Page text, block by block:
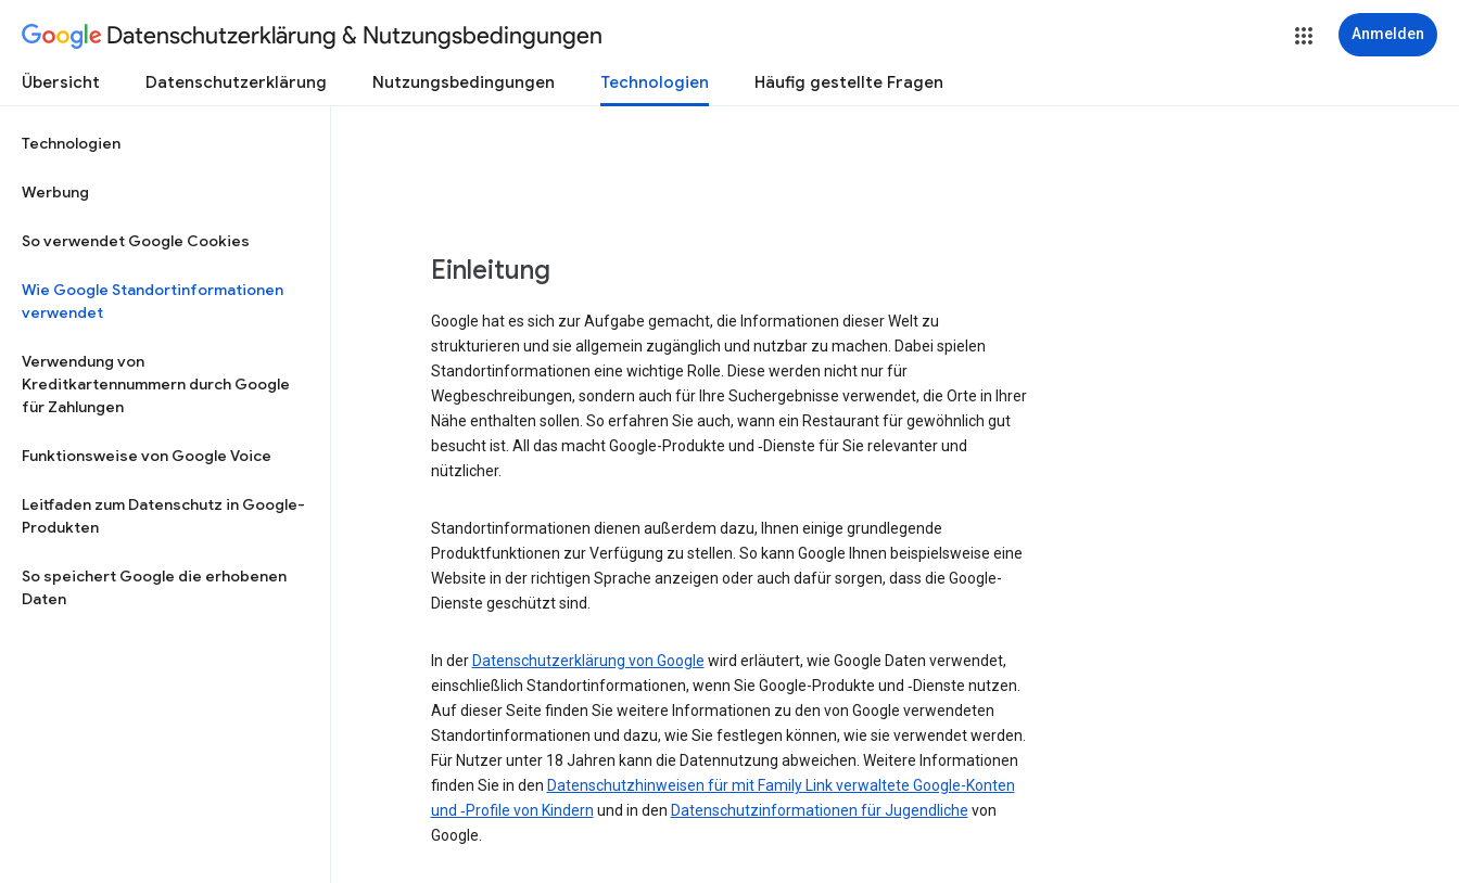
Datenschutzerklärung & Nutzungsbedingungen Anmelden
Übersicht Datenschutzerklärung Nutzungsbedingungen Technologien Häufig gestellte Fragen
Technologien
Werbung
So verwendet Google Cookies
Wie Google Standortinformationen
verwendet
Verwendung von
Kreditkartennummern durch Google
für Zahlungen
Funktionsweise von Google Voice
Leitfaden zum Datenschutz in Google-
Produkten
So speichert Google die erhobenen
Daten
Einleitung
Google hat es sich zur Aufgabe gemacht, die Informationen dieser Welt zu
strukturieren und sie allgemein zugänglich und nutzbar zu machen. Dabei spielen
Standortinformationen eine wichtige Rolle. Diese werden nicht nur für
Wegbeschreibungen, sondern auch für Ihre Suchergebnisse verwendet, die Orte in Ihrer
Nähe enthalten sollen. So erfahren Sie auch, wann ein Restaurant für gewöhnlich gut
besucht ist. All das macht Google-Produkte und ‑Dienste für Sie relevanter und
nützlicher.
Standortinformationen dienen außerdem dazu, Ihnen einige grundlegende
Produktfunktionen zur Verfügung zu stellen. So kann Google Ihnen beispielsweise eine
Website in der richtigen Sprache anzeigen oder auch dafür sorgen, dass die Google-
Dienste geschützt sind.
In der Datenschutzerklärung von Google wird erläutert, wie Google Daten verwendet,
einschließlich Standortinformationen, wenn Sie Google-Produkte und ‑Dienste nutzen.
Auf dieser Seite finden Sie weitere Informationen zu den von Google verwendeten
Standortinformationen und dazu, wie Sie festlegen können, wie sie verwendet werden.
Für Nutzer unter 18 Jahren kann die Datennutzung abweichen. Weitere Informationen
finden Sie in den Datenschutzhinweisen für mit Family Link verwaltete Google-Konten
und ‑Profile von Kindern und in den Datenschutzinformationen für Jugendliche von
Google.